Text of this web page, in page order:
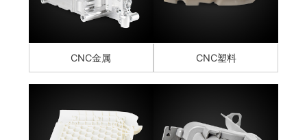
CNC金属 CNC塑料